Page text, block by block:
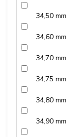
34,50 mm
34,60 mm
34,70 mm
34,75 mm
34,80 mm
34,90 mm